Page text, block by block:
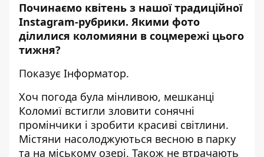
Починаємо квітень з нашої традиційної
Instagram-рубрики. Якими фото
ділилися коломияни в соцмережі цього
тижня?
Показує Інформатор.
Хоч погода була мінливою, мешканці
Коломиї встигли зловити сонячні
промінчики і зробити красиві світлини.
Містяни насолоджуються весною в парку
та на міському озері. Також не втрачають